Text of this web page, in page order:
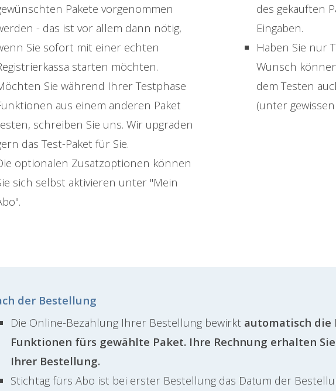
Pakete vorgenommen
- das ist vor allem dann nötig,
Sie sofort mit einer echten
starten möchten.
Sie während Ihrer Testphase
aus einem anderen Paket
schreiben Sie uns. Wir upgraden
das Test-Paket für Sie.
optionalen Zusatzoptionen können
sich selbst aktivieren unter "Mein
des gekauften
Eingaben.
Haben Sie nur
Wunsch
dem Testen
(unter
der Bestellung
Die Online-Bezahlung Ihrer Bestellung bewirkt automatisch die
Funktionen fürs gewählte Paket. Ihre Rechnung erhalten
Ihrer Bestellung.
Stichtag fürs Abo ist bei erster Bestellung das Datum der